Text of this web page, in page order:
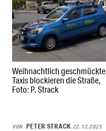
Weihnachtlich geschmückte
Taxis blockieren die Straße,
Foto: P. Strack
VON PETER STRACK 22.12.2025